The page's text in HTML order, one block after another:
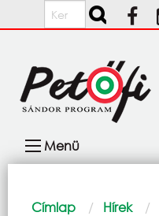
Ugrás a tartalomra
Keresés
navigáció
Menü
Morzsa
Címlap Hírek